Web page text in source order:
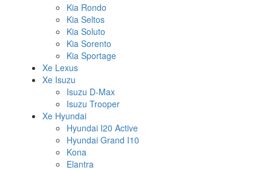
Kia Rondo
Kia Seltos
Kia Soluto
Kia Sorento
Kia Sportage
Xe Lexus
Xe Isuzu
Isuzu D-Max
Isuzu Trooper
Xe Hyundai
Hyundai I20 Active
Hyundai Grand I10
Kona
Elantra